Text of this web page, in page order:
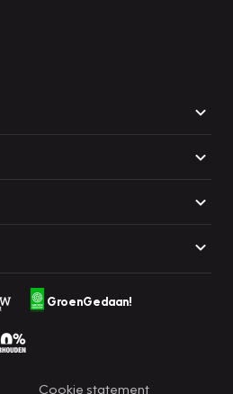
GroenGedaan!
Cookie statement